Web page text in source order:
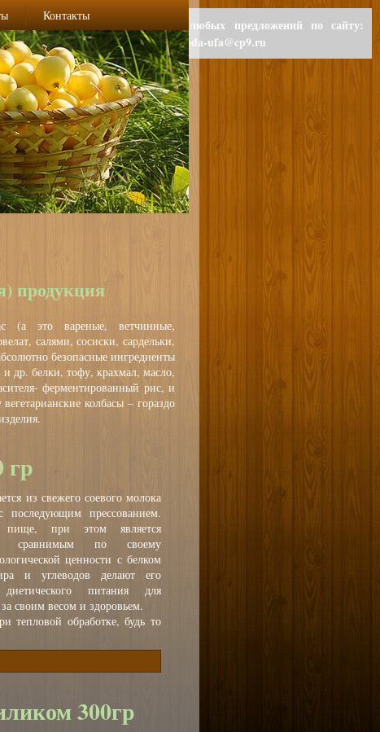
Контакты
продукция
(а это вареные, ветчинные,
салями, сосиски, сардельки,
безопасные ингредиенты
др. белки, тофу, крахмал, масло,
ферментированный рис, и
колбасы – гораздо
гр
из свежего соевого молока
последующим прессованием.
при этом является
сравнимым по своему
ценности с белком
и углеводов делают его
питания для
своим весом и здоровьем.
тепловой обработке, будь то
300гр
Для любых предложений по сайту:
polzaeda-ufa@cp9.ru